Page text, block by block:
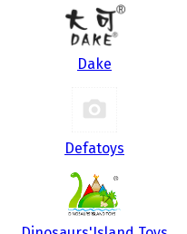
Dake
Defatoys